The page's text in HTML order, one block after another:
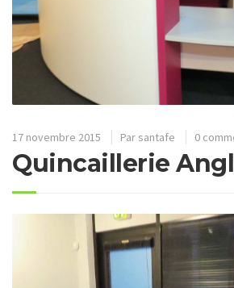
17 novembre 2015 Par santafe 0
Quincaillerie